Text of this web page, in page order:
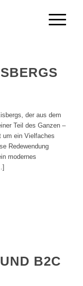
der aus dem
Teil des Ganzen –
um ein Vielfaches
Redewendung
modernes
B2C